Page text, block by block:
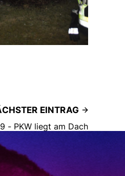
EINTRAG
- PKW liegt am Dach